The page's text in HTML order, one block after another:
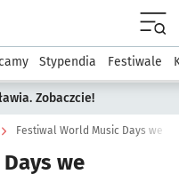
Kultura
Stypendia Festiwale
Zobaczcie!
Festiwal World Music Days we
we